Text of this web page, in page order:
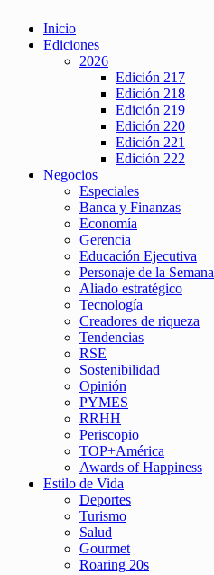
Inicio
Ediciones
2026
Edición 217
Edición 218
Edición 219
Edición 220
Edición 221
Edición 222
Negocios
Especiales
Banca y Finanzas
Economía
Gerencia
Educación Ejecutiva
Personaje de la Semana
Aliado estratégico
Tecnología
Creadores de riqueza
Tendencias
RSE
Sostenibilidad
Opinión
PYMES
RRHH
Periscopio
TOP+América
Awards of Happiness
Estilo de Vida
Deportes
Turismo
Salud
Gourmet
Roaring 20s